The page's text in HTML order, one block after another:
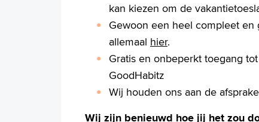
kan kiezen om de
Gewoon een heel compleet
allemaal hier.
Gratis en onbeperkt toegang
GoodHabitz
Wij houden ons aan de
Wij zijn benieuwd hoe jij het zou